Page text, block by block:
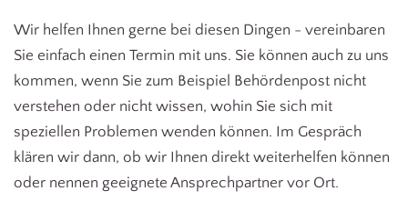
Wir helfen Ihnen gerne bei diesen Dingen - vereinbaren
Sie einfach einen Termin mit uns. Sie können auch zu uns
kommen, wenn Sie zum Beispiel Behördenpost nicht
verstehen oder nicht wissen, wohin Sie sich mit
speziellen Problemen wenden können. Im Gespräch
klären wir dann, ob wir Ihnen direkt weiterhelfen können
oder nennen geeignete Ansprechpartner vor Ort.